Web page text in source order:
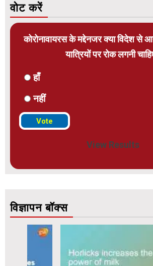
वोट करें
कोरोनावायरस के मद्देनजर क्या विदेश से
यात्रियों पर रोक लगनी
हाँ
नहीं
View Results
विज्ञापन बॉक्स